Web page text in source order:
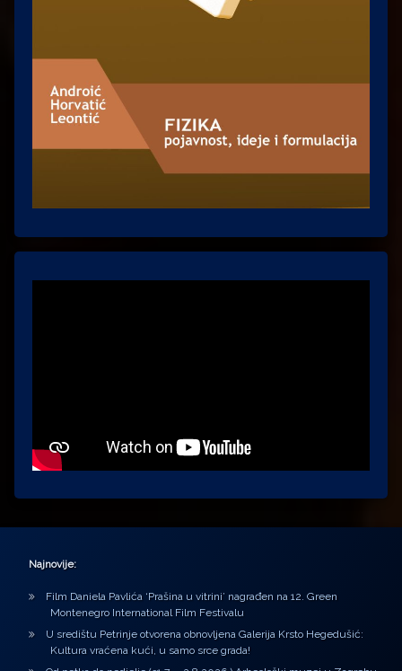
Najnovije:
Film Daniela Pavlića ‘Prašina u vitrini’ nagrađen na 12. Green
Montenegro International Film Festivalu
U središtu Petrinje otvorena obnovljena Galerija Krsto Hegedušić:
Kultura vraćena kući, u samo srce grada!